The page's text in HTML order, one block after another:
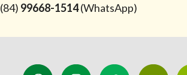
(84) 99668-1514(WhatsApp)